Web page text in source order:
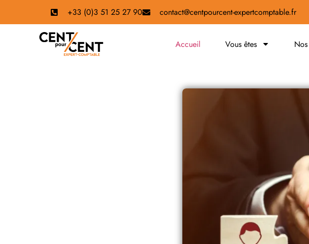
+33 (0)3 51 25 27 90 contact@centpourcent-expertcomptable.fr
Accueil Vous êtes